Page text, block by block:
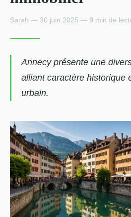
Sarah — 30 juin 2025 — 9 min de
Annecy présente une
alliant caractère historique
urbain.